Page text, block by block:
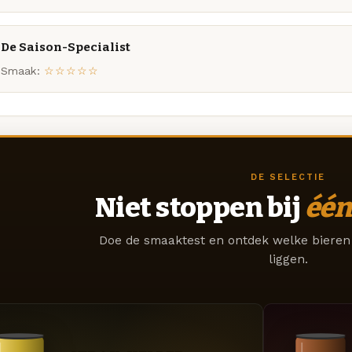
De Saison-Specialist
Smaak: ☆☆☆☆☆
DE SELECTIE
Niet stoppen bij één
Doe de smaaktest en ontdek welke
liggen.